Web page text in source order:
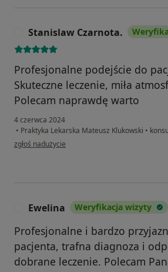
Stanislaw Czarnota.
Profesjonalne podejście do
Skuteczne leczenie, miła
Polecam naprawdę warto
4 czerwca 2024
• Praktyka Lekarska Mateusz Klukowski •
w opinii użytkownika Stanislaw Czarnota.
zgłoś nadużycie
Ewelina Weryfikacja wizyty
Profesjonalne i bardzo
pacjenta, trafna diagnoza i
dobrane leczenie. Polecam